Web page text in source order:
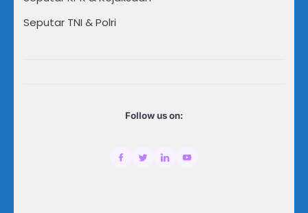
Seputar TNI & Polri
Follow us on: